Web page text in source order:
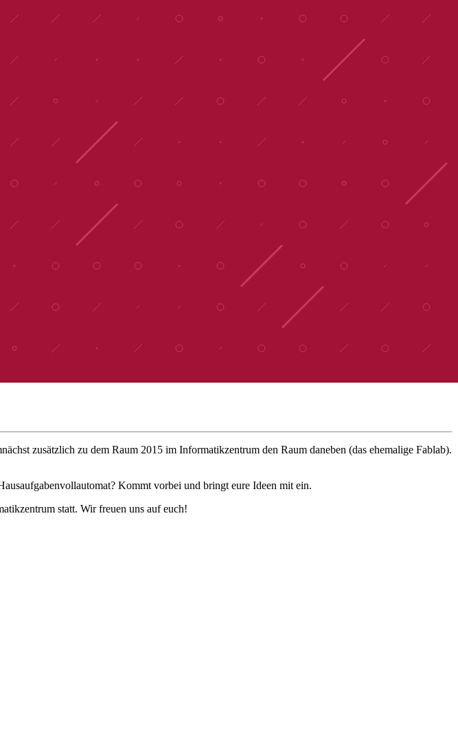
zusätzlich zu dem Raum 2015 im Informatikzentrum den Raum daneben (das ehemalige Fablab).
Kommt vorbei und bringt eure Ideen mit ein.
statt. Wir freuen uns auf euch!